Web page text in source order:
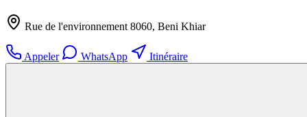
Rue de l'environnement 8060, Beni Khiar
Appeler WhatsApp Itinéraire